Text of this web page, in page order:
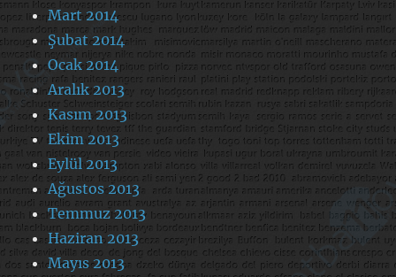
Mart 2014
Şubat 2014
Ocak 2014
Aralık 2013
Kasım 2013
Ekim 2013
Eylül 2013
Ağustos 2013
Temmuz 2013
Haziran 2013
Mayıs 2013